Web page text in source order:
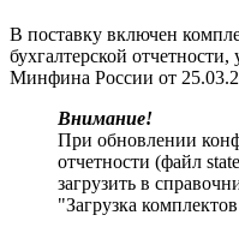
В поставку включен
бухгалтерской
Минфина России от
Внимание!
При обновлении
отчетности (файл
загрузить в
"Загрузка